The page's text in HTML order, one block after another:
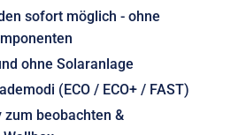
sofort möglich - ohne
ohne Solaranlage
(ECO / ECO+ / FAST)
zum beobachten &